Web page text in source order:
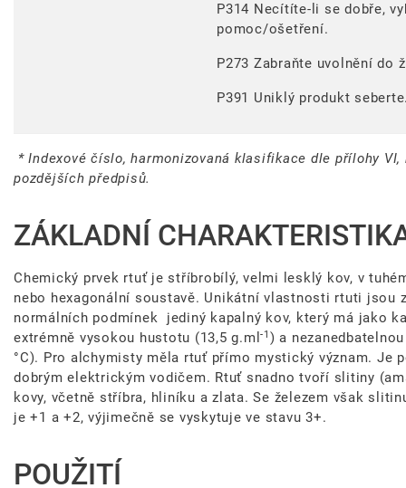
P314 Necítíte-li se dobře,
pomoc/ošetření.
P273 Zabraňte uvolnění do
P391 Uniklý produkt
* Indexové číslo, harmonizovaná klasifikace dle přílohy
pozdějších předpisů.
ZÁKLADNÍ
Chemický prvek rtuť je stříbrobílý, velmi lesklý kov, v
nebo hexagonální soustavě. Unikátní vlastnosti rtuti jsou
normálních podmínek jediný kapalný kov, který má jako
extrémně vysokou hustotu (13,5 g.ml-1 ) a
°C). Pro alchymisty měla rtuť přímo mystický význam. Je
dobrým elektrickým vodičem. Rtuť snadno tvoří slitiny
kovy, včetně stříbra, hliníku a zlata. Se železem však
je +1 a +2, výjimečně se vyskytuje ve stavu 3+.
POUŽITÍ